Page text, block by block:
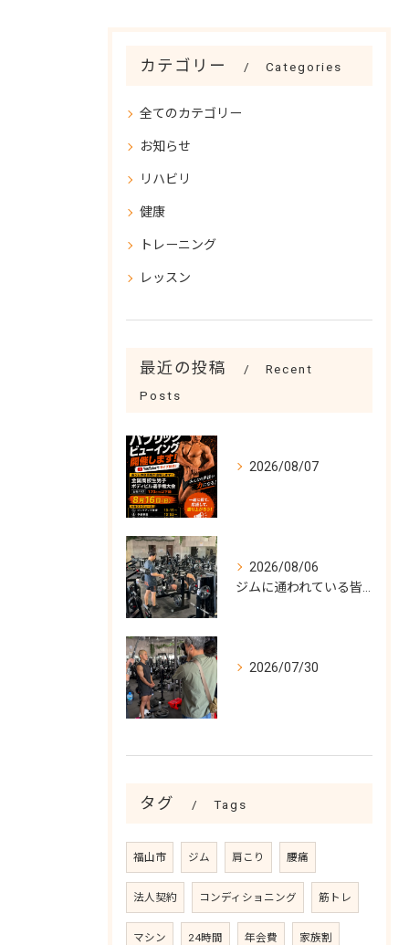
カテゴリー Categories
全てのカテゴリー
お知らせ
リハビリ
健康
トレーニング
レッスン
最近の投稿
Recent
Posts
2026/08/07
2026/08/06
2026/07/30
タグ Tags
福山市 ジム 肩こり 腰痛
法人契約 コンディショニング 筋トレ
マシン 24時間 年会費 家族割